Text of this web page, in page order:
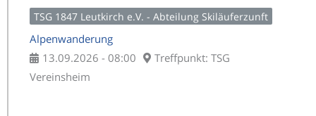
TSG 1847 Leutkirch e.V. - Abteilung Skiläuferzunft
Alpenwanderung
13.09.2026 - 08:00
Treffpunkt: TSG
Vereinsheim